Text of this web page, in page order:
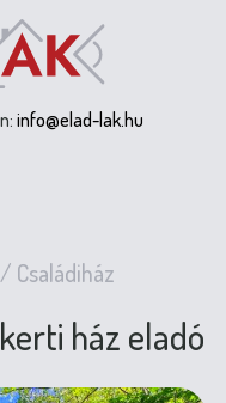
info@elad-lak.hu
/ Családiház
ház eladó